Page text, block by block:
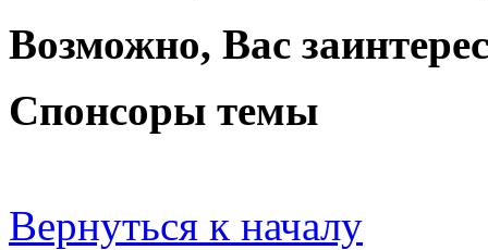
Возможно, Вас
Спонсоры темы
Вернуться к началу